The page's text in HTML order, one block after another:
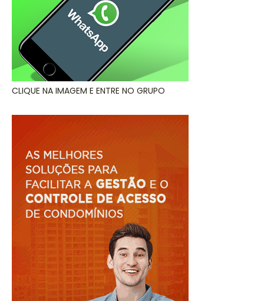
CLIQUE NA IMAGEM E ENTRE NO GRUPO